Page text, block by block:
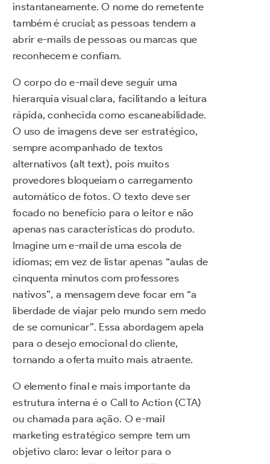
instantaneamente. O nome do remetente
também é crucial; as pessoas tendem a
abrir e-mails de pessoas ou marcas que
reconhecem e confiam.
O corpo do e-mail deve seguir uma
hierarquia visual clara, facilitando a leitura
rápida, conhecida como escaneabilidade.
O uso de imagens deve ser estratégico,
sempre acompanhado de textos
alternativos (alt text), pois muitos
provedores bloqueiam o carregamento
automático de fotos. O texto deve ser
focado no benefício para o leitor e não
apenas nas características do produto.
Imagine um e-mail de uma escola de
idiomas; em vez de listar apenas “aulas de
cinquenta minutos com professores
nativos”, a mensagem deve focar em “a
liberdade de viajar pelo mundo sem medo
de se comunicar”. Essa abordagem apela
para o desejo emocional do cliente,
tornando a oferta muito mais atraente.
O elemento final e mais importante da
estrutura interna é o Call to Action (CTA)
ou chamada para ação. O e-mail
marketing estratégico sempre tem um
objetivo claro: levar o leitor para o